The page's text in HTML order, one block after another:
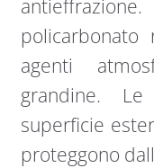
agenti
grandine.
superficie
proteggono